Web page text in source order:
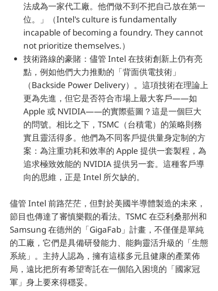
法成為一家代工廠。他們做不到不把自己放在第一
位。」（Intel's culture is fundamentally
incapable of becoming a foundry. They cannot
not prioritize themselves.）
技術路線的豪賭：儘管 Intel 在技術創新上仍有亮
點，例如他們大力推動的「背面供電技術」
（Backside Power Delivery）。這項技術在理論上
更為先進，但它是否符合市場上最大客戶——如
Apple 或 NVIDIA——的實際藍圖？這是一個巨大
的問號。相比之下，TSMC（台積電）的策略則務
實且靈活得多。他們為不同客戶提供量身定制的方
案：為注重功耗和效率的 Apple 提供一套製程，為
追求極致效能的 NVIDIA 提供另一套。這種客戶導
向的思維，正是 Intel 所欠缺的。
儘管 Intel 前路茫茫，但對於美國半導體製造的未來，
節目也傳達了審慎樂觀的看法。TSMC 在亞利桑那州和
Samsung 在德州的「GigaFab」計畫，不僅僅是單純
的工廠，它們是具備研發能力、能夠靈活升級的「生態
系統」。主持人認為，擁有這樣多元且健康的產業佈
局，遠比把所有希望寄託在一個陷入困境的「國家冠
軍」身上要來得穩妥。